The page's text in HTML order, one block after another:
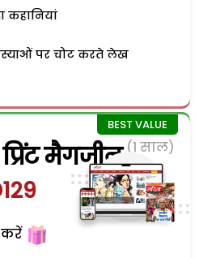
कहानियां
पर चोट करते लेख
मैगजीन (1 साल)
करें